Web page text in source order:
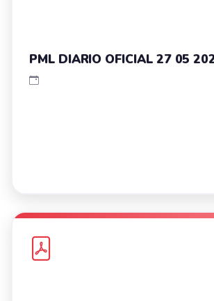
PML DIARIO OFICIAL 27 05